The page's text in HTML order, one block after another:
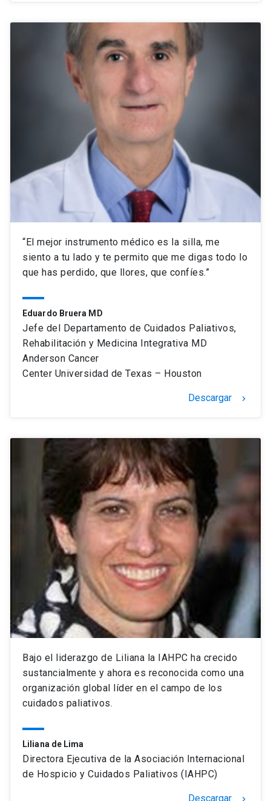
“El mejor instrumento médico es la silla, me
siento a tu lado y te permito que me digas todo lo
que has perdido, que llores, que confíes.”
Eduardo Bruera MD
Jefe del Departamento de Cuidados Paliativos,
Rehabilitación y Medicina Integrativa MD
Anderson Cancer
Center Universidad de Texas – Houston
Descargar keyboard_arrow_right
Bajo el liderazgo de Liliana la IAHPC ha crecido
sustancialmente y ahora es reconocida como una
organización global líder en el campo de los
cuidados paliativos.
Liliana de Lima
Directora Ejecutiva de la Asociación Internacional
de Hospicio y Cuidados Paliativos (IAHPC)
Descargar